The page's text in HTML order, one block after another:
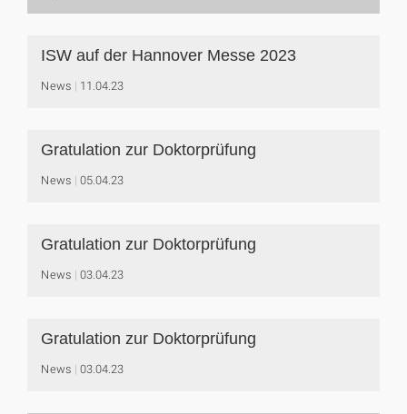
ISW auf der Hannover Messe 2023
News 11.04.23
Gratulation zur Doktorprüfung
News 05.04.23
Gratulation zur Doktorprüfung
News 03.04.23
Gratulation zur Doktorprüfung
News 03.04.23